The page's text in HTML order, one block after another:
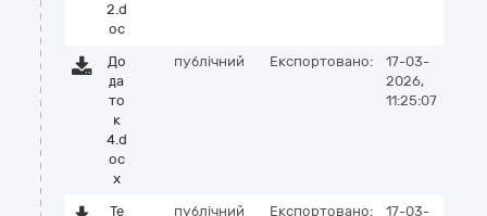
2.d
oc
До
да
то
к
4.d
oc
x
публічний Експортовано:
17-03-
2026,
11:25:07
Те
публічний Експортовано:
17-03-